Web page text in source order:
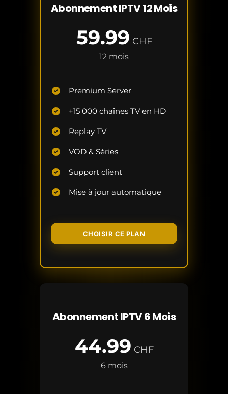
Abonnement IPTV 12 Mois
59.99 CHF
12 mois
Premium Server
+15 000 chaînes TV en HD
Replay TV
VOD & Séries
Support client
Mise à jour automatique
CHOISIR CE PLAN
Abonnement IPTV 6 Mois
44.99 CHF
6 mois